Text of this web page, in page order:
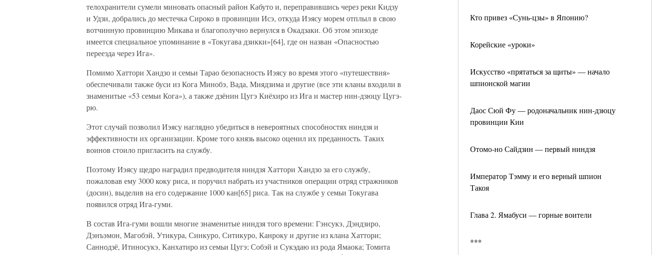
Кто привез «Сунь-цзы» в Японию?
Корейские «уроки»
Искусство «прятаться за щиты» — начало
шпионской магии
Даос Сюй Фу — родоначальник нин-дзюцу
провинции Кии
Отомо-но Сайдзин — первый ниндзя
Император Тэмму и его верный шпион
Такоя
Глава 2. Ямабуси — горные воители
***
телохранители сумели миновать опасный район Кабуто и, переправившись через реки Кидзу
и Удзи, добрались до местечка Сироко в провинции Исэ, откуда Иэясу морем отплыл в свою
вотчинную провинцию Микава и благополучно вернулся в Окадзаки. Об этом эпизоде
имеется специальное упоминание в «Токугава дзикки»[64], где он назван «Опасностью
переезда через Ига».
Помимо Хаттори Хандзо и семьи Тарао безопасность Иэясу во время этого «путешествия»
обеспечивали также буси из Кога Минобэ, Вада, Миядзима и другие (все эти кланы входили в
знаменитые «53 семьи Кога»), а также дзёнин Цугэ Киёхиро из Ига и мастер нин-дзюцу Цугэ-
рю.
Этот случай позволил Иэясу наглядно убедиться в невероятных способностях ниндзя и
эффективности их организации. Кроме того князь высоко оценил их преданность. Таких
воинов стоило пригласить на службу.
Поэтому Иэясу щедро наградил предводителя ниндзя Хаттори Хандзо за его службу,
пожаловав ему 3000 коку риса, и поручил набрать из участников операции отряд стражников
(досин), выделив на его содержание 1000 кан[65] риса. Так на службе у семьи Токугава
появился отряд Ига-гуми.
В состав Ига-гуми вошли многие знаменитые ниндзя того времени: Гэнсукэ, Дэндзиро,
Дэнъэмон, Магобэй, Утикура, Синкуро, Ситикуро, Канроку и другие из клана Хаттори;
Саннодзё, Итиносукэ, Канхатиро из семьи Цугэ; Собэй и Сукэдаю из рода Ямаока; Томита